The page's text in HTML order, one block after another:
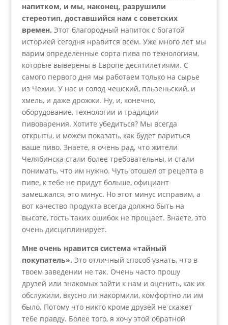
напитком, и мы, наконец, разрушили
стереотип, доставшийся нам с советских
времен. Этот благородный напиток с богатой
историей сегодня нравится всем. Уже много лет мы
варим определенные сорта пива по технологиям,
которые выверены в Европе десятилетиями. С
самого первого дня мы работаем только на сырье
из Чехии. У нас и солод чешский, пльзеньский, и
хмель, и даже дрожжи. Ну, и, конечно,
оборудование, технологии и традиции
пивоварения. Хотите убедиться? Мы всегда
открыты, и можем показать, как будет вариться
ваше пиво. Знаете, я очень рад, что жители
Челябинска стали более требовательны, и стали
понимать, что им нужно. Чуть отошел от рецепта в
пиве, к тебе не придут больше, официант
замешкался, это минус. Но этот минус исправим, а
вот качество продукта всегда должно быть на
высоте, гость таких ошибок не прощает. Знаете, это
очень дисциплинирует.
Мне очень нравится система «тайный
покупатель». Это отличный способ узнать, что в
твоем заведении не так. Очень часто прошу
друзей или знакомых зайти к нам и оценить, как их
обслужили, вкусно ли накормили, комфортно ли им
было. Потому что никто кроме друзей не скажет
тебе правду. Более того, я хочу этой обратной